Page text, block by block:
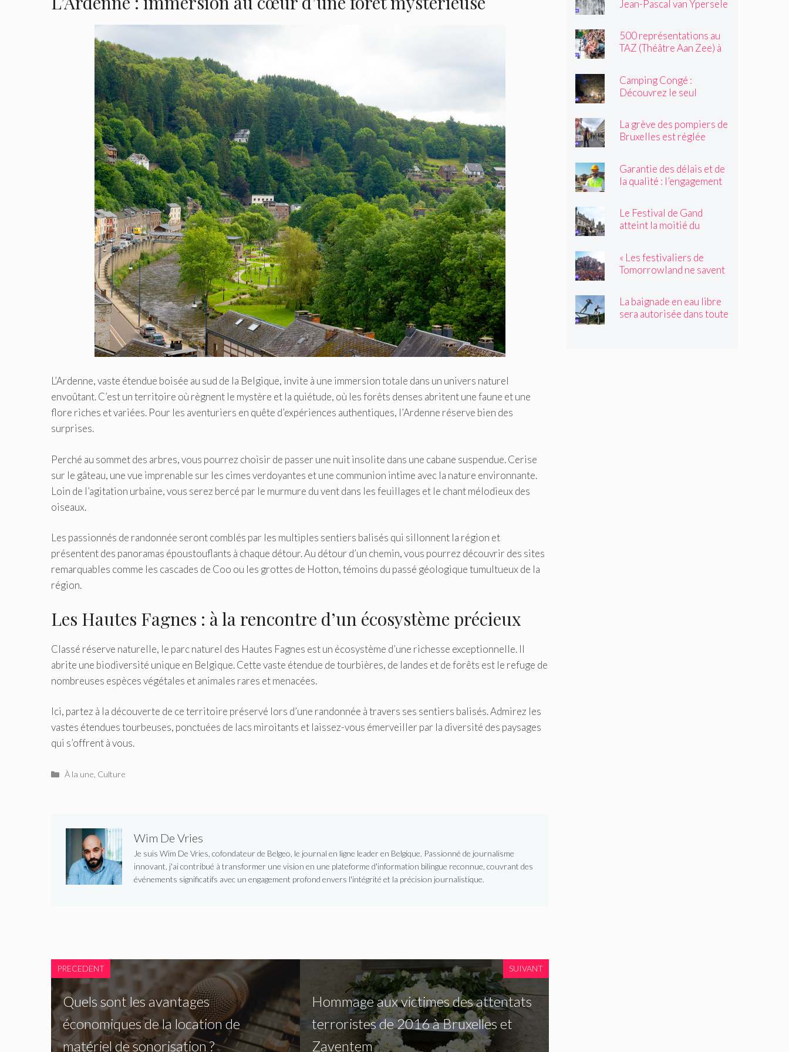
L’Ardenne, vaste étendue boisée au sud de la Belgique, invite à une immersion totale dans un univers naturel
envoûtant. C’est un territoire où règnent le mystère et la quiétude, où les forêts denses abritent une faune et une
flore riches et variées. Pour les aventuriers en quête d’expériences authentiques, l’Ardenne réserve bien des
surprises.
Perché au sommet des arbres, vous pourrez choisir de passer une nuit insolite dans une cabane suspendue. Cerise
sur le gâteau, une vue imprenable sur les cimes verdoyantes et une communion intime avec la nature environnante.
Loin de l’agitation urbaine, vous serez bercé par le murmure du vent dans les feuillages et le chant mélodieux des
oiseaux.
Les passionnés de randonnée seront comblés par les multiples sentiers balisés qui sillonnent la région et
présentent des panoramas époustouflants à chaque détour. Au détour d’un chemin, vous pourrez découvrir des sites
remarquables comme les cascades de Coo ou les grottes de Hotton, témoins du passé géologique tumultueux de la
région.
Les Hautes Fagnes : à la rencontre d’un écosystème précieux
Classé réserve naturelle, le parc naturel des Hautes Fagnes est un écosystème d’une richesse exceptionnelle. Il
abrite une biodiversité unique en Belgique. Cette vaste étendue de tourbières, de landes et de forêts est le refuge de
nombreuses espèces végétales et animales rares et menacées.
Ici, partez à la découverte de ce territoire préservé lors d’une randonnée à travers ses sentiers balisés. Admirez les
vastes étendues tourbeuses, ponctuées de lacs miroitants et laissez-vous émerveiller par la diversité des paysages
qui s’offrent à vous.
Catégories
À la une Culture
Wim De Vries
Je suis Wim De Vries, cofondateur de Belgeo, le journal en ligne leader en Belgique. Passionné de journalisme
innovant, j'ai contribué à transformer une vision en une plateforme d'information bilingue reconnue, couvrant des
événements significatifs avec un engagement profond envers l'intégrité et la précision journalistique.
PRECEDENT
Quels sont les avantages
économiques de la location de
matériel de sonorisation ?
SUIVANT
Hommage aux victimes des attentats
terroristes de 2016 à Bruxelles et
Zaventem
toujours »
Jean-Pascal van Ypersele
500 représentations au
TAZ (Théâtre Aan Zee) à
Camping Congé :
Découvrez le seul
La grève des pompiers de
Bruxelles est réglée
Garantie des délais et de
la qualité : l’engagement
Le Festival de Gand
atteint la moitié du
« Les festivaliers de
Tomorrowland ne savent
La baignade en eau libre
sera autorisée dans toute